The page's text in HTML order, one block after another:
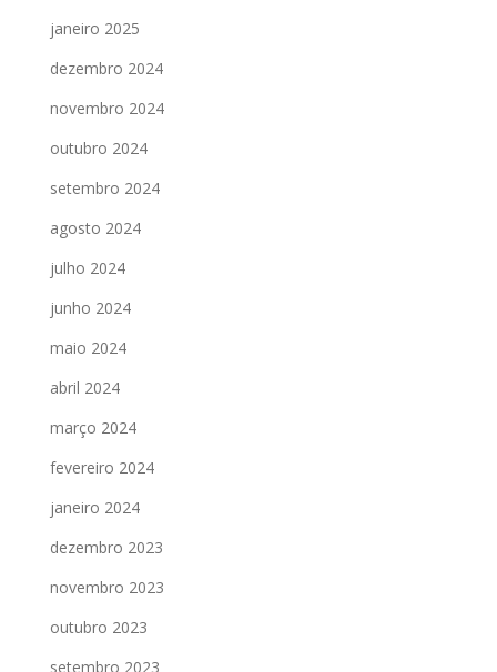
janeiro 2025
dezembro 2024
novembro 2024
outubro 2024
setembro 2024
agosto 2024
julho 2024
junho 2024
maio 2024
abril 2024
março 2024
fevereiro 2024
janeiro 2024
dezembro 2023
novembro 2023
outubro 2023
setembro 2023